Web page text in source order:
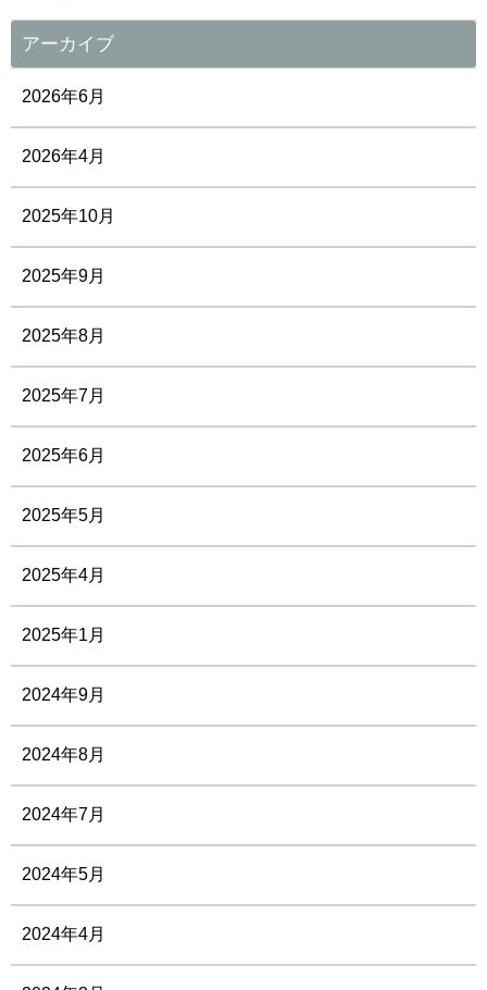
アーカイブ
2026年6月
2026年4月
2025年10月
2025年9月
2025年8月
2025年7月
2025年6月
2025年5月
2025年4月
2025年1月
2024年9月
2024年8月
2024年7月
2024年5月
2024年4月